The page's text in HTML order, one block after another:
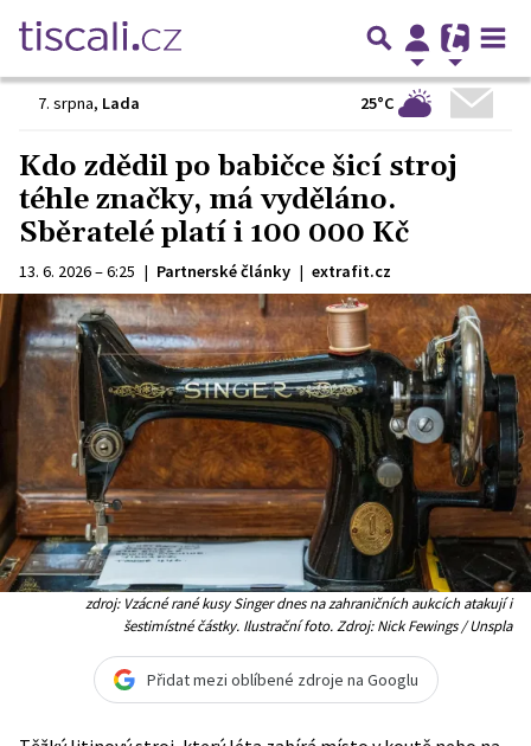
7. srpna, Lada 25°C
Kdo zdědil po babičce šicí stroj
téhle značky, má vyděláno.
Sběratelé platí i 100 000 Kč
13. 6. 2026 – 6:25 | Partnerské články | extrafit.cz
zdroj: Vzácné rané kusy Singer dnes na zahraničních aukcích atakují i
šestimístné částky. Ilustrační foto. Zdroj: Nick Fewings / Unspla
Přidat mezi oblíbené zdroje na Googlu